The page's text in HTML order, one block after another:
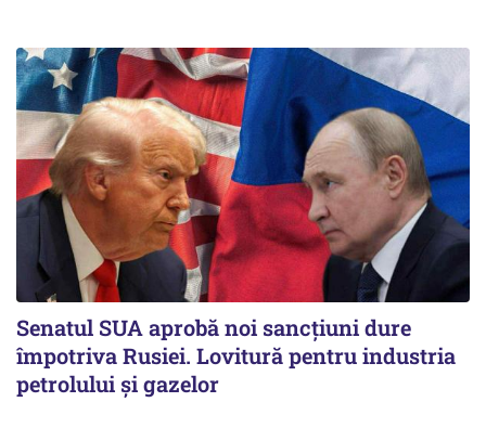
Senatul SUA aprobă noi sancțiuni dure
împotriva Rusiei. Lovitură pentru industria
petrolului și gazelor